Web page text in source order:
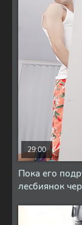
Пока его
лесбиянок
29:00